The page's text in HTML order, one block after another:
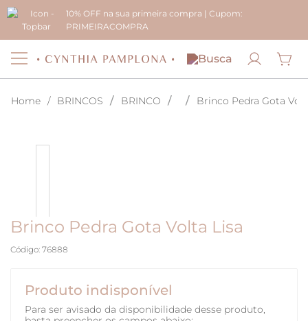
10% OFF na sua primeira compra | Cupom:
PRIMEIRACOMPRA
BRINCOS BRINCO Brinco Pedra Gota
Brinco Pedra Gota Volta Lisa
Código: 76888